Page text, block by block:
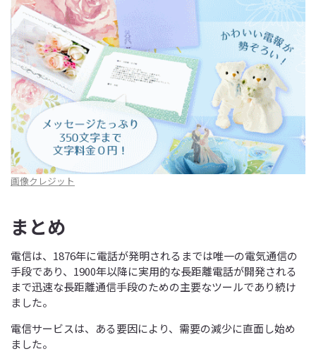
画像クレジット
まとめ
電信は、1876年に電話が発明されるまでは唯一の電気通信の
手段であり、1900年以降に実用的な長距離電話が開発される
まで迅速な長距離通信手段のための主要なツールであり続け
ました。
電信サービスは、ある要因により、需要の減少に直面し始め
ました。